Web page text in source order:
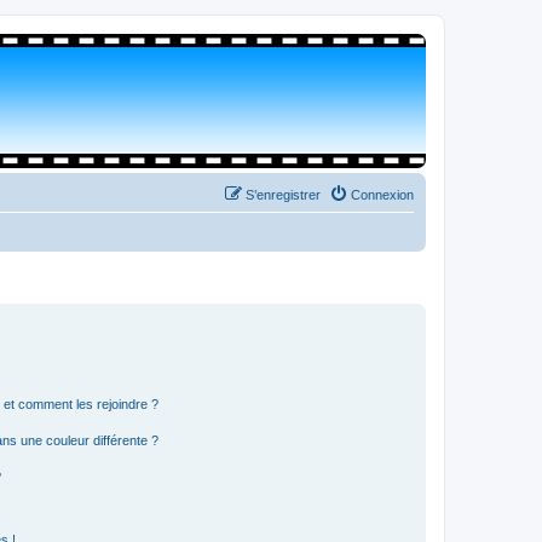
Connexion
S’enregistrer
comment les rejoindre ?
une couleur différente ?